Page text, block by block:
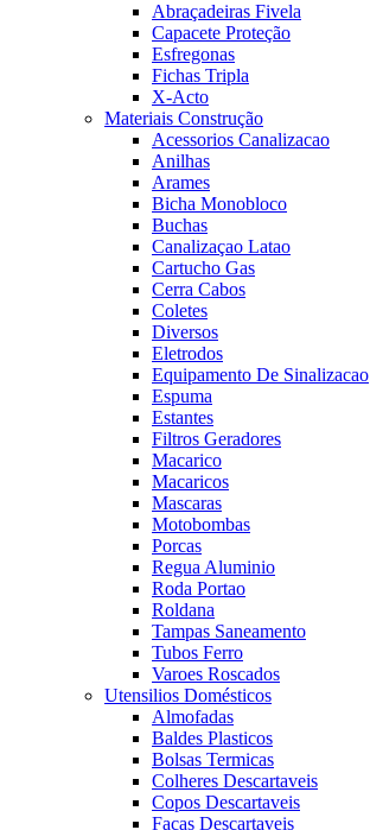
Abraçadeiras Fivela
Capacete Proteção
Esfregonas
Fichas Tripla
X-Acto
Materiais Construção
Acessorios Canalizacao
Anilhas
Arames
Bicha Monobloco
Buchas
Canalizaçao Latao
Cartucho Gas
Cerra Cabos
Coletes
Diversos
Eletrodos
Equipamento De Sinalizacao
Espuma
Estantes
Filtros Geradores
Macarico
Macaricos
Mascaras
Motobombas
Porcas
Regua Aluminio
Roda Portao
Roldana
Tampas Saneamento
Tubos Ferro
Varoes Roscados
Utensilios Domésticos
Almofadas
Baldes Plasticos
Bolsas Termicas
Colheres Descartaveis
Copos Descartaveis
Facas Descartaveis